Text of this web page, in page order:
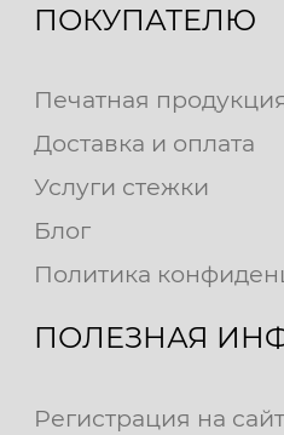
ПОКУПАТЕЛЮ
Печатная
Доставка и оплата
Услуги стежки
Блог
Политика
ПОЛЕЗНАЯ
Регистрация на